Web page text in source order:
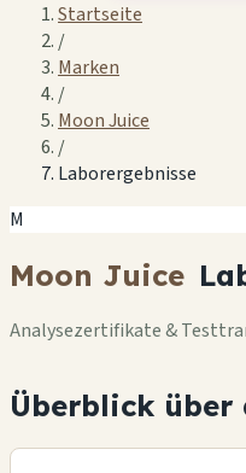
Startseite
/
Marken
/
Moon Juice
/
Laborergebnisse
M
Moon Juice
Analysezertifikate &
Überblick über